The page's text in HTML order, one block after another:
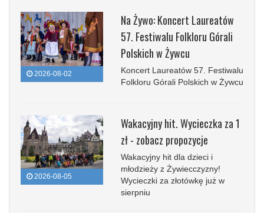
2026-08-02
Na Żywo: Koncert Laureatów
57. Festiwalu Folkloru Górali
Polskich w Żywcu
Koncert Laureatów 57. Festiwalu
Folkloru Górali Polskich w Żywcu
2026-08-05
Wakacyjny hit. Wycieczka za 1
zł - zobacz propozycje
Wakacyjny hit dla dzieci i
młodzieży z Żywiecczyzny!
Wycieczki za złotówkę już w
sierpniu